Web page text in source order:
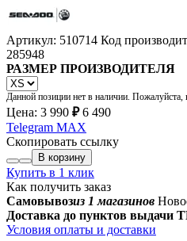
Артикул: 510714 Код
285948
РАЗМЕР ПРОИЗВОДИТЕЛЯ
Данной позиции нет в наличии. Пожалуйста,
Цена: 3 990 ₽ 6 490
Telegram MAX
Скопировать ссылку
В корзину
Купить в 1 клик
Как получить заказ
Самовывозиз 1 магазинов
Доставка до пунктов выдачи
Условия оплаты и доставки